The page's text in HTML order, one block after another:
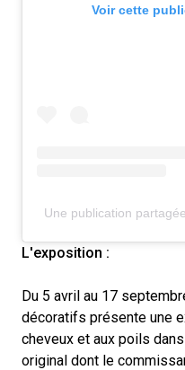
Voir cette
Une publication
L'exposition :
Du 5 avril au 17
décoratifs présente une
cheveux et aux poils
original dont le